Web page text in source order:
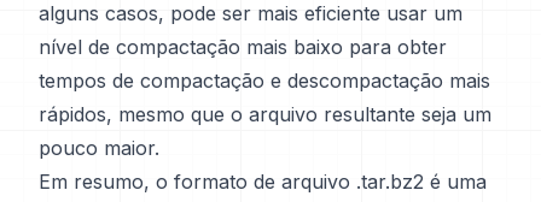
alguns casos, pode ser mais eficiente usar um
nível de compactação mais baixo para obter
tempos de compactação e descompactação mais
rápidos, mesmo que o arquivo resultante seja um
pouco maior.
Em resumo, o formato de arquivo .tar.bz2 é uma